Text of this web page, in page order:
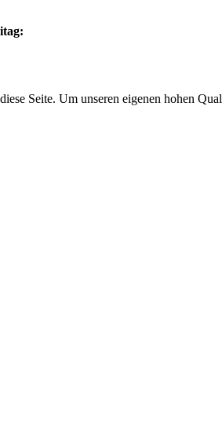
Seite. Um unseren eigenen hohen